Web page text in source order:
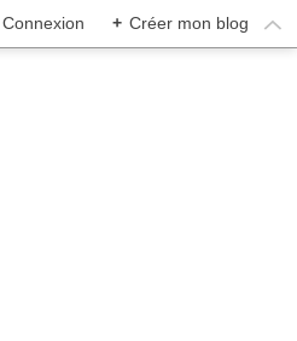
Connexion + Créer mon blog